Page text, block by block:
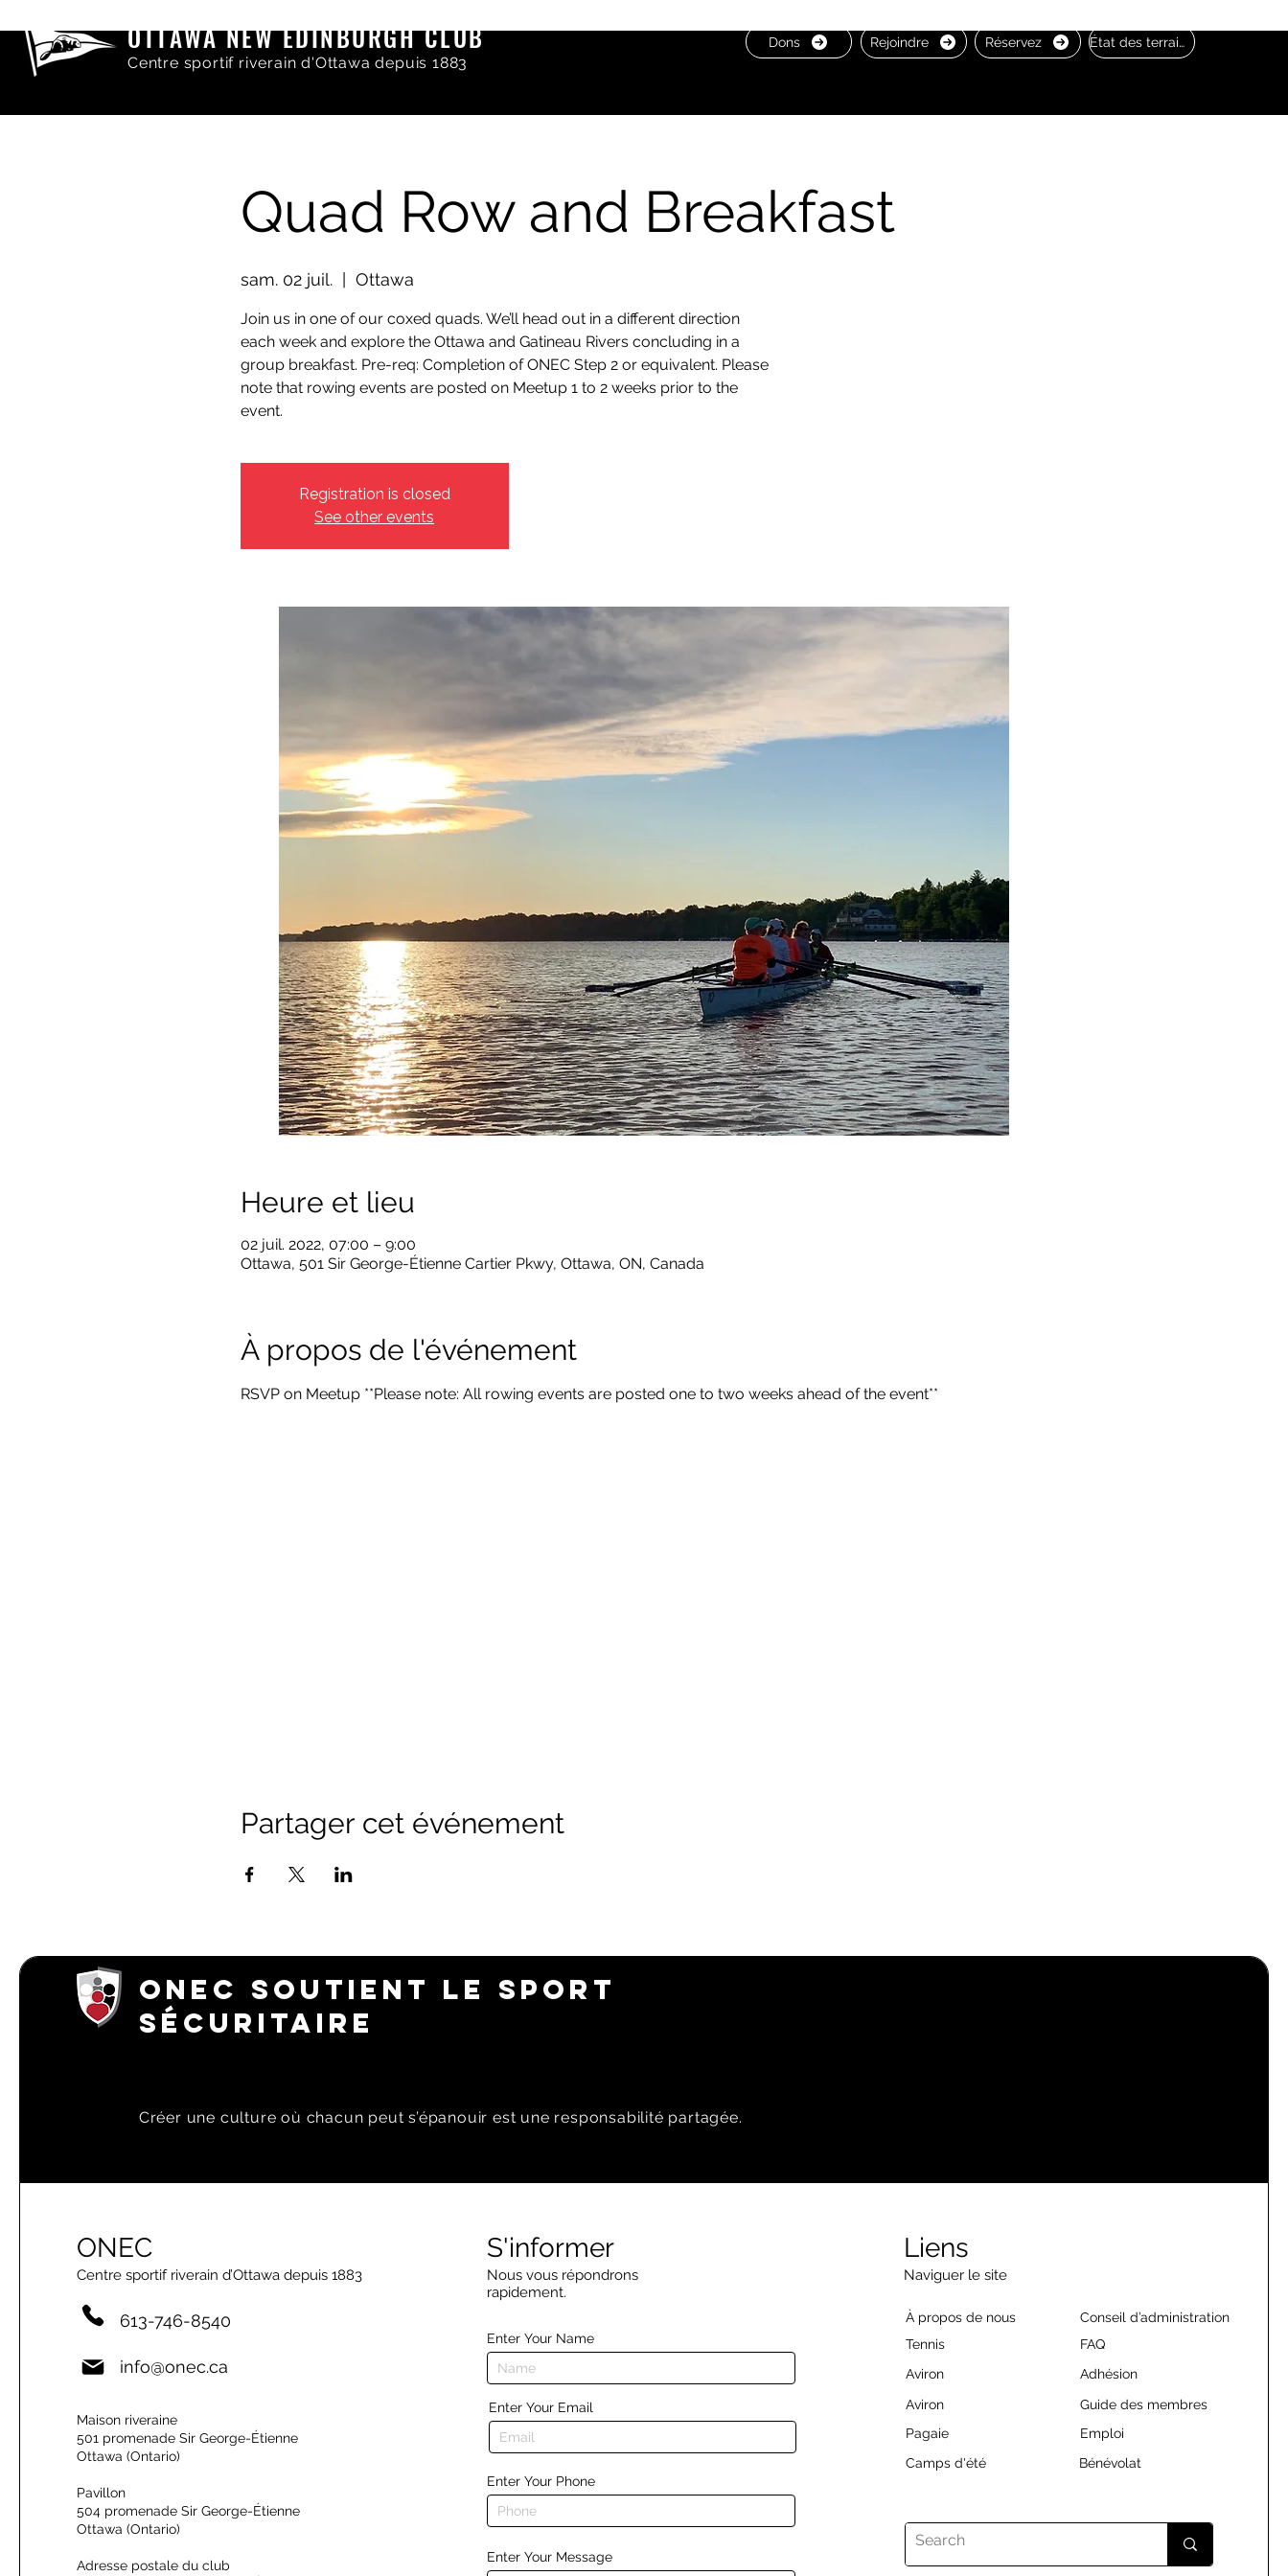
OTTAWA NEW EDINBURGH CLUB
Centre sportif riverain d'Ottawa depuis 1883
Dons Rejoindre Réservez État des terrains
Quad Row and Breakfast
sam. 02 juil.
  |
Ottawa
Join us in one of our coxed quads. We’ll head out in a different direction
each week and explore the Ottawa and Gatineau Rivers concluding in a
group breakfast. Pre-req: Completion of ONEC Step 2 or equivalent. Please
note that rowing events are posted on Meetup 1 to 2 weeks prior to the
event.
Registration is closed
See other events
Heure et lieu
02 juil. 2022, 07:00 – 9:00
Ottawa, 501 Sir George-Étienne Cartier Pkwy, Ottawa, ON, Canada
À propos de l'événement
RSVP on Meetup **Please note: All rowing events are posted one to two weeks ahead of the event**
Partager cet événement
ONEC SOUTIENT LE SPORT
SÉCURITAIRE
Créer une culture où chacun peut s’épanouir est une responsabilité partagée.
ONEC
Centre sportif riverain d’Ottawa depuis 1883
613-746-8540
info@onec.ca
Maison riveraine
501 promenade Sir George-Étienne
Ottawa (Ontario)
Pavillon
504 promenade Sir George-Étienne
Ottawa (Ontario)
Adresse postale du club
S'informer
Nous vous répondrons
rapidement.
Enter Your Name
Enter Your Email
Enter Your Phone
Enter Your Message
Liens
Naviguer le site
À propos de nous
Tennis
Aviron
Aviron
Pagaie
Camps d'été
Conseil d’administration
FAQ
Adhésion
Guide des membres
Emploi
Bénévolat